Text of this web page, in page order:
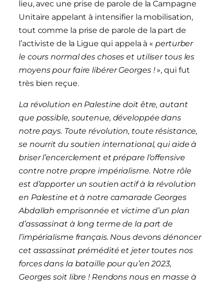
lieu, avec une prise de parole de la Campagne
Unitaire appelant à intensifier la mobilisation,
tout comme la prise de parole de la part de
l’activiste de la Ligue qui appela à «perturber
le cours normal des choses et utiliser tous les
moyens pour faire libérer Georges !», qui fut
très bien reçue.
La révolution en Palestine doit être, autant
que possible, soutenue, développée dans
notre pays. Toute révolution, toute résistance,
se nourrit du soutien international, qui aide à
briser l’encerclement et prépare l’offensive
contre notre propre impérialisme. Notre rôle
est d’apporter un soutien actif à la révolution
en Palestine et à notre camarade Georges
Abdallah emprisonnée et victime d’un plan
d’assassinat à long terme de la part de
l’impérialisme français. Nous devons dénoncer
cet assassinat prémédité et jeter toutes nos
forces dans la bataille pour qu’en 2023,
Georges soit libre ! Rendons nous en masse à